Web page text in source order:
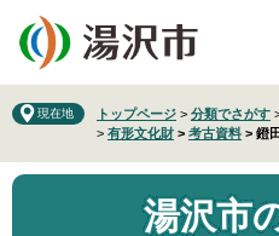
の
先
で
す
ー
を
ば
し
現在地 トップページ > 分類でさがす
> 有形文化財 > 考古資料 > 鐙
湯沢市